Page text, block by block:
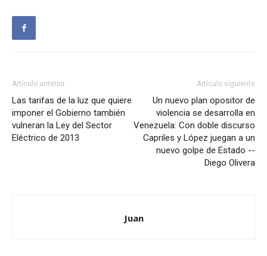
Artículo anterior
Las tarifas de la luz que quiere
imponer el Gobierno también
vulneran la Ley del Sector
Eléctrico de 2013
Artículo siguiente
Un nuevo plan opositor de
violencia se desarrolla en
Venezuela: Con doble discurso
Capriles y López juegan a un
nuevo golpe de Estado --
Diego Olivera
Juan